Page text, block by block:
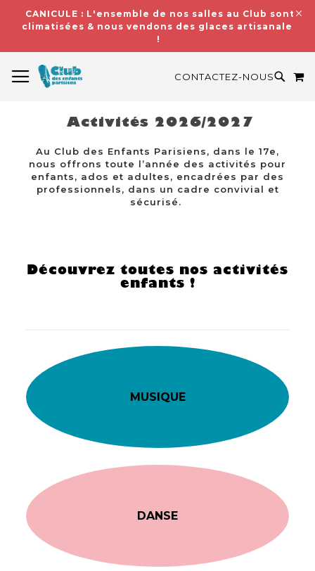
CANICULE : L'ensemble de nos salles au Club sont
climatisées & nous vendons des glaces artisanales
!
CONTACTEZ-NOUS
Activités 2026/2027
Au Club des Enfants Parisiens, dans le 17e,
nous offrons toute l’année des activités pour
enfants, ados et adultes, encadrées par des
professionnels, dans un cadre convivial et
sécurisé.
Découvrez toutes nos activités
enfants !
MUSIQUE
DANSE